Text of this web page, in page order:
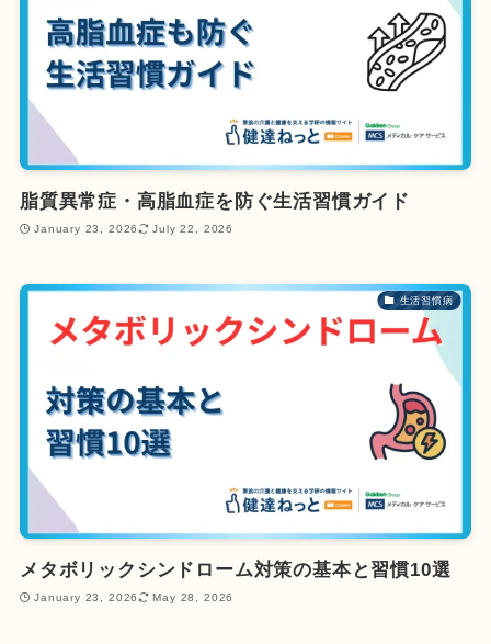
脂質異常症・高脂血症を防ぐ生活習慣ガイド
January 23, 2026 July 22, 2026
生活習慣病
メタボリックシンドローム対策の基本と習慣10選
January 23, 2026 May 28, 2026